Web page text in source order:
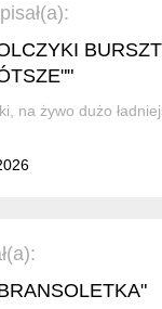
na żywo dużo